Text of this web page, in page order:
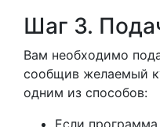
Шаг 3.
Вам необходимо
сообщив желаемый
одним из способов:
Если программа